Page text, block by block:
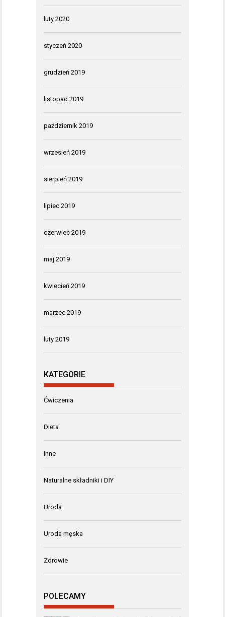
luty 2020
styczeń 2020
grudzień 2019
listopad 2019
październik 2019
wrzesień 2019
sierpień 2019
lipiec 2019
czerwiec 2019
maj 2019
kwiecień 2019
marzec 2019
luty 2019
KATEGORIE
Ćwiczenia
Dieta
Inne
Naturalne składniki i DIY
Uroda
Uroda męska
Zdrowie
POLECAMY